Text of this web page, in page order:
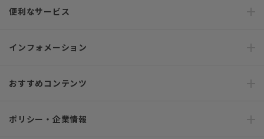
便利なサービス
インフォメーション
おすすめコンテンツ
ポリシー・企業情報